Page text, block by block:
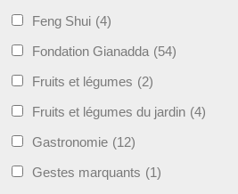
Feng Shui (4)
Fondation Gianadda (54)
Fruits et légumes (2)
Fruits et légumes du jardin (4)
Gastronomie (12)
Gestes marquants (1)